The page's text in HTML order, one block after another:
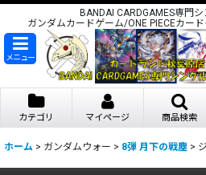
BANDAI CARDGAMES専門
ガンダムカードゲーム/ONE PIECEカー
メニュー
カテゴリ マイページ 商品検索
ホーム > ガンダムウォー > 8弾 月下の戦塵 >